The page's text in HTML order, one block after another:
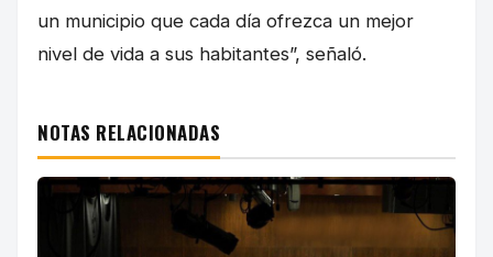
un municipio que cada día ofrezca un mejor
nivel de vida a sus habitantes”, señaló.
NOTAS RELACIONADAS